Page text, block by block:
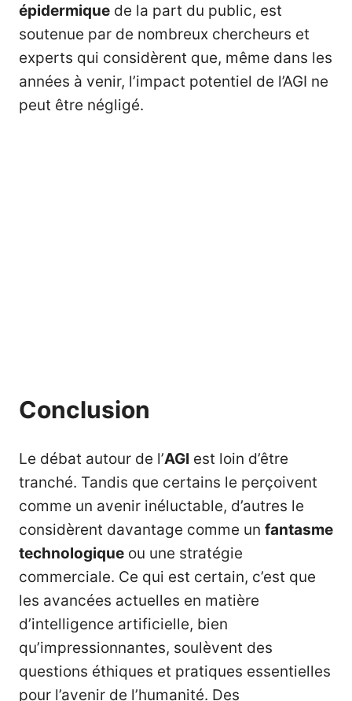
épidermique de la part du public, est
soutenue par de nombreux chercheurs et
experts qui considèrent que, même dans les
années à venir, l’impact potentiel de l’AGI ne
peut être négligé.
Conclusion
Le débat autour de l’AGI est loin d’être
tranché. Tandis que certains le perçoivent
comme un avenir inéluctable, d’autres le
considèrent davantage comme un fantasme
technologique ou une stratégie
commerciale. Ce qui est certain, c’est que
les avancées actuelles en matière
d’intelligence artificielle, bien
qu’impressionnantes, soulèvent des
questions éthiques et pratiques essentielles
pour l’avenir de l’humanité. Des